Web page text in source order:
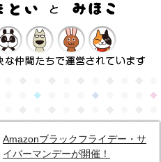
Amazonブラックフライデー・サ
イバーマンデーが開催！